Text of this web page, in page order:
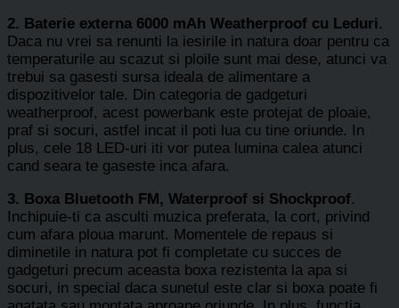
2. Baterie externa 6000 mAh Weatherproof cu Leduri.
Daca nu vrei sa renunti la iesirile in natura doar pentru ca
temperaturile au scazut si ploile sunt mai dese, atunci va
trebui sa gasesti sursa ideala de alimentare a
dispozitivelor tale. Din categoria de gadgeturi
weatherproof, acest powerbank este protejat de ploaie,
praf si socuri, astfel incat il poti lua cu tine oriunde. In
plus, cele 18 LED-uri iti vor putea lumina calea atunci
cand seara te gaseste inca afara.
3. Boxa Bluetooth FM, Waterproof si Shockproof.
Inchipuie-ti ca asculti muzica preferata, la cort, privind
cum afara ploua marunt. Momentele de repaus si
diminetile in natura pot fi completate cu succes de
gadgeturi precum aceasta boxa rezistenta la apa si
socuri, in special daca sunetul este clar si boxa poate fi